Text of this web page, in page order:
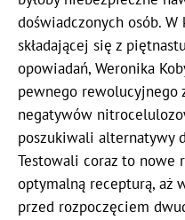
doświadczonych osób. W
składającej się z
opowiadań, Weronika
pewnego rewolucyjnego
negatywów
poszukiwali alternatywy
Testowali coraz to nowe
optymalną recepturą, aż
przed rozpoczęciem